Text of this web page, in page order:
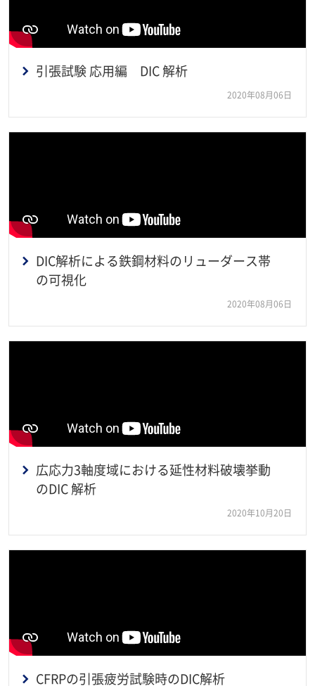
引張試験 応用編 DIC 解析
2020年08月06日
DIC解析による鉄鋼材料のリューダース帯
の可視化
2020年08月06日
広応力3軸度域における延性材料破壊挙動
のDIC 解析
2020年10月20日
CFRPの引張疲労試験時のDIC解析